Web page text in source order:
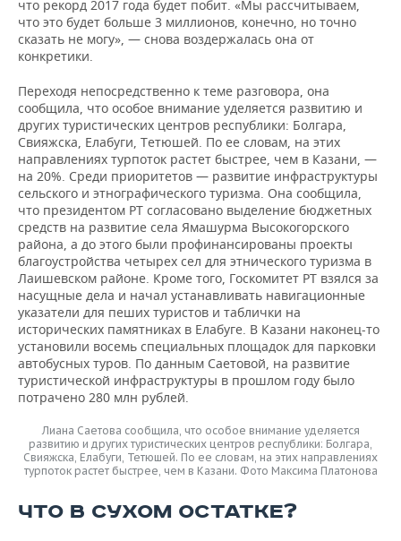
что рекорд 2017 года будет побит. «Мы рассчитываем,
что это будет больше 3 миллионов, конечно, но точно
сказать не могу», — снова воздержалась она от
конкретики.
Переходя непосредственно к теме разговора, она
сообщила, что особое внимание уделяется развитию и
других туристических центров республики: Болгара,
Свияжска, Елабуги, Тетюшей. По ее словам, на этих
направлениях турпоток растет быстрее, чем в Казани, —
на 20%. Среди приоритетов — развитие инфраструктуры
сельского и этнографического туризма. Она сообщила,
что президентом РТ согласовано выделение бюджетных
средств на развитие села Ямашурма Высокогорского
района, а до этого были профинансированы проекты
благоустройства четырех сел для этнического туризма в
Лаишевском районе. Кроме того, Госкомитет РТ взялся за
насущные дела и начал устанавливать навигационные
указатели для пеших туристов и таблички на
исторических памятниках в Елабуге. В Казани наконец-то
установили восемь специальных площадок для парковки
автобусных туров. По данным Саетовой, на развитие
туристической инфраструктуры в прошлом году было
потрачено 280 млн рублей.
Лиана Саетова сообщила, что особое внимание уделяется
развитию и других туристических центров республики: Болгара,
Свияжска, Елабуги, Тетюшей. По ее словам, на этих направлениях
турпоток растет быстрее, чем в Казани. Фото Максима Платонова
ЧТО В СУХОМ ОСТАТКЕ?